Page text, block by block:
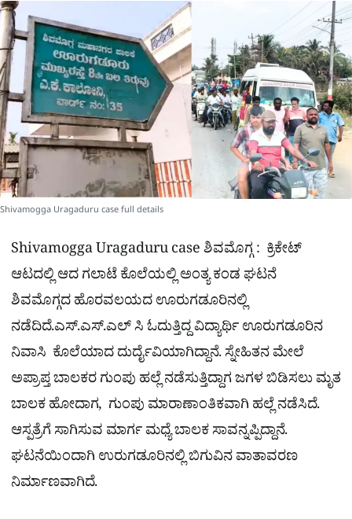
p o a
Shivamogga Uragaduru case full details
Shivamogga Uragaduru case ಶಿವಮೊಗ್ಗ : ಕ್ರಿಕೇಟ್
ಆಟದಲ್ಲಿ ಆದ ಗಲಾಟೆ ಕೊಲೆಯಲ್ಲಿ ಅಂತ್ಯ ಕಂಡ ಘಟನೆ
ಶಿವಮೊಗ್ಗದ ಹೊರವಲಯದ ಊರುಗಡೂರಿನಲ್ಲಿ
ನಡೆದಿದೆ.ಎಸ್.ಎಸ್.ಎಲ್ ಸಿ ಓದುತ್ತಿದ್ದ ವಿದ್ಯಾರ್ಥಿ ಊರುಗಡೂರಿನ
ನಿವಾಸಿ ಕೊಲೆಯಾದ ದುರ್ದೈವಿಯಾಗಿದ್ದಾನೆ. ಸ್ನೇಹಿತನ ಮೇಲೆ
ಅಪ್ರಾಪ್ತ ಬಾಲಕರ ಗುಂಪು ಹಲ್ಲೆ ನಡೆಸುತ್ತಿದ್ದಾಗ ಜಗಳ ಬಿಡಿಸಲು ಮೃತ
ಬಾಲಕ ಹೋದಾಗ, ಗುಂಪು ಮಾರಾಣಾಂತಿಕವಾಗಿ ಹಲ್ಲೆ ನಡೆಸಿದೆ.
ಆಸ್ಪತ್ರೆಗೆ ಸಾಗಿಸುವ ಮಾರ್ಗ ಮಧ್ಯೆ ಬಾಲಕ ಸಾವನ್ನಪ್ಪಿದ್ದಾನೆ.
ಘಟನೆಯಿಂದಾಗಿ ಉರುಗಡೂರಿನಲ್ಲಿ ಬಿಗುವಿನ ವಾತಾವರಣ
ನಿರ್ಮಾಣವಾಗಿದೆ.